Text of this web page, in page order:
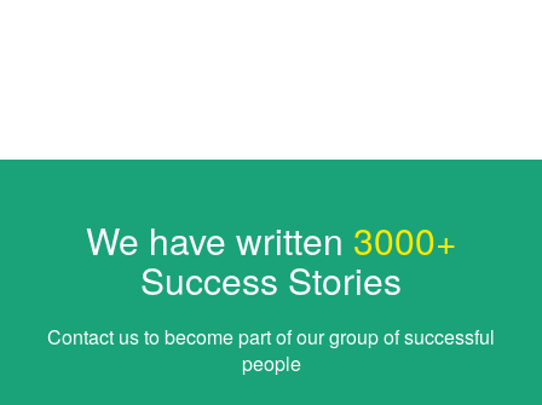
We have written 3000+
Success Stories
Contact us to become part of our group of successful
people